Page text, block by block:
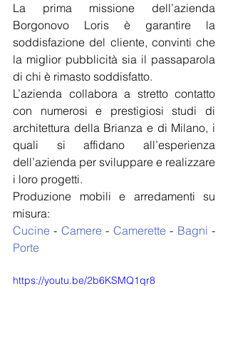
La prima missione dell’azienda
Borgonovo Loris è garantire la
soddisfazione del cliente, convinti che
la miglior pubblicità sia il passaparola
di chi è rimasto soddisfatto.
L’azienda collabora a stretto contatto
con numerosi e prestigiosi studi di
architettura della Brianza e di Milano, i
quali si affidano all’esperienza
dell’azienda per sviluppare e realizzare
i loro progetti.
Produzione mobili e arredamenti su
misura:
Cucine - Camere - Camerette - Bagni
Porte
https://youtu.be/2b6KSMQ1qr8